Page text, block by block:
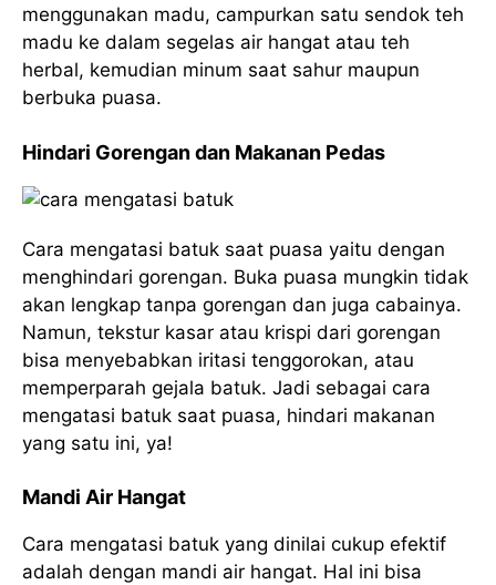
menggunakan madu, campurkan satu sendok teh
madu ke dalam segelas air hangat atau teh
herbal, kemudian minum saat sahur maupun
berbuka puasa.
Hindari Gorengan dan Makanan Pedas
Cara mengatasi batuk saat puasa yaitu dengan
menghindari gorengan. Buka puasa mungkin tidak
akan lengkap tanpa gorengan dan juga cabainya.
Namun, tekstur kasar atau krispi dari gorengan
bisa menyebabkan iritasi tenggorokan, atau
memperparah gejala batuk. Jadi sebagai cara
mengatasi batuk saat puasa, hindari makanan
yang satu ini, ya!
Mandi Air Hangat
Cara mengatasi batuk yang dinilai cukup efektif
adalah dengan mandi air hangat. Hal ini bisa